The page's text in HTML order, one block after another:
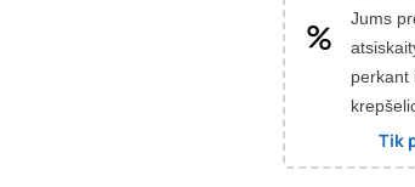
Jums
perkant
Tik